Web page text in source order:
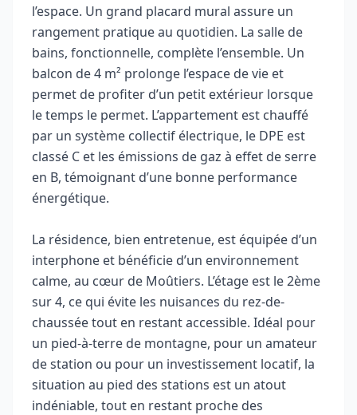
l’espace. Un grand placard mural assure un
rangement pratique au quotidien. La salle de
bains, fonctionnelle, complète l’ensemble. Un
balcon de 4 m² prolonge l’espace de vie et
permet de profiter d’un petit extérieur lorsque
le temps le permet. L’appartement est chauffé
par un système collectif électrique, le DPE est
classé C et les émissions de gaz à effet de serre
en B, témoignant d’une bonne performance
énergétique.
La résidence, bien entretenue, est équipée d’un
interphone et bénéficie d’un environnement
calme, au cœur de Moûtiers. L’étage est le 2ème
sur 4, ce qui évite les nuisances du rez-de-
chaussée tout en restant accessible. Idéal pour
un pied-à-terre de montagne, pour un amateur
de station ou pour un investissement locatif, la
situation au pied des stations est un atout
indéniable, tout en restant proche des